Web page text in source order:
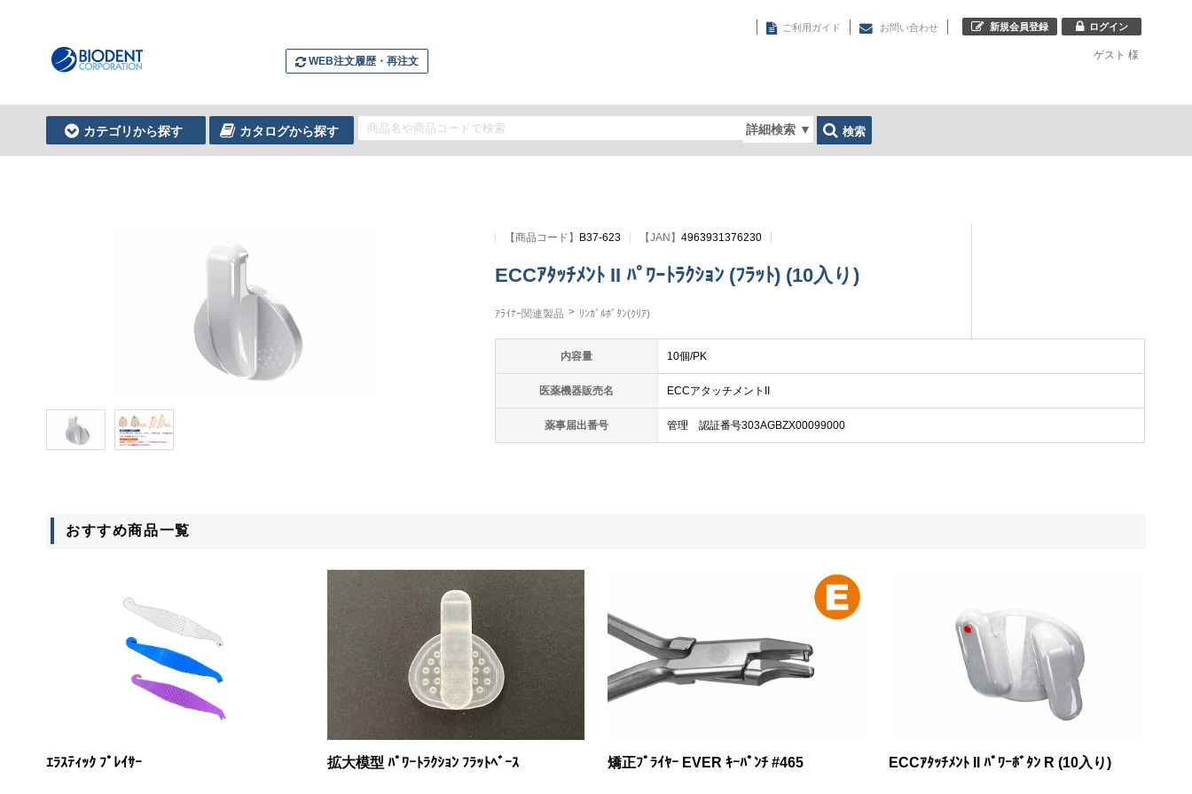
WEB注文履歴・再注文
ご利用ガイド お問い合わせ 新規会員登録 ログイン
ゲスト 様
カテゴリから探す カタログから探す 詳細検索 ▼ 検索
【商品コード 】 B37-623 【JAN】4963931376230
ECCｱﾀｯﾁﾒﾝﾄ II ﾊﾟﾜｰﾄﾗｸｼｮﾝ (ﾌﾗｯﾄ) (10入り)
ｱﾗｲﾅｰ関連製品 ﾘﾝｶﾞﾙﾎﾞﾀﾝ(ｸﾘｱ)
内容量 10個/PK
医薬機器販売名 ECCアタッチメントII
薬事届出番号 管理 認証番号303AGBZX00099000
おすすめ商品一覧
ｴﾗｽﾃｨｯｸ ﾌﾟﾚｲｻｰ 拡大模型 ﾊﾟﾜｰﾄﾗｸｼｮﾝ ﾌﾗｯﾄﾍﾞｰｽ 矯正ﾌﾟﾗｲﾔｰ EVER ｷｰﾊﾟﾝﾁ #465 ECCｱﾀｯﾁﾒﾝﾄ II ﾊﾟﾜｰﾎﾞﾀﾝ R (10入り)